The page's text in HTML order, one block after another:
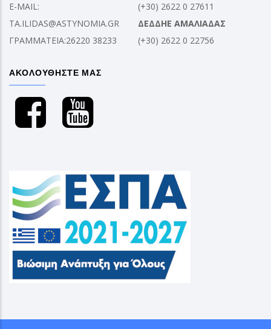
E-MAIL:
TA.ILIDAS@ASTYNOMIA.GR
ΓΡΑΜΜΑΤΕΙΑ:26220 38233
(+30) 2622 0 27611
ΔΕΔΔΗΕ ΑΜΑΛΙΑΔΑΣ
(+30) 2622 0 22756
ΑΚΟΛΟΥΘΗΣΤΕ ΜΑΣ